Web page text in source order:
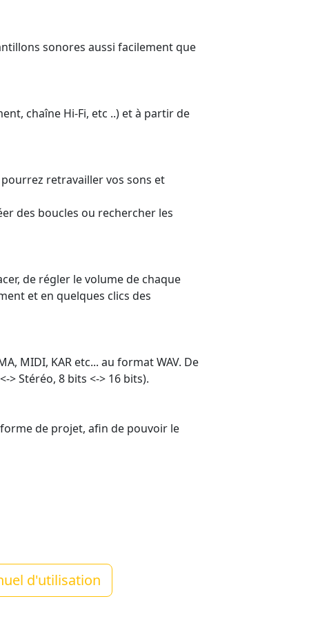
sonores aussi facilement que
chaîne Hi-Fi, etc ..) et à partir de
retravailler vos sons et
des boucles ou rechercher les
de régler le volume de chaque
et en quelques clics des
MIDI, KAR etc... au format WAV. De
Stéréo, 8 bits <-> 16 bits).
de projet, afin de pouvoir le
d'utilisation